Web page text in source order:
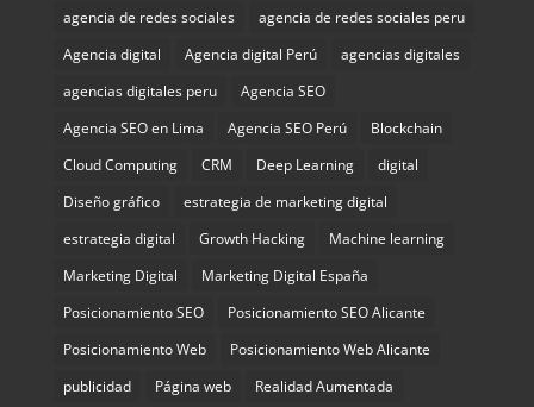
agencia de redes sociales
agencia de redes sociales peru
Agencia digital
Agencia digital Perú
agencias digitales
agencias digitales peru
Agencia SEO
Agencia SEO en Lima
Agencia SEO Perú
Blockchain
Cloud Computing
CRM Deep Learning
digital
Diseño gráfico
estrategia de marketing digital
estrategia digital
Growth Hacking
Machine learning
Marketing Digital
Marketing Digital España
Posicionamiento SEO
Posicionamiento SEO Alicante
Posicionamiento Web
Posicionamiento Web Alicante
publicidad
Página web Realidad Aumentada